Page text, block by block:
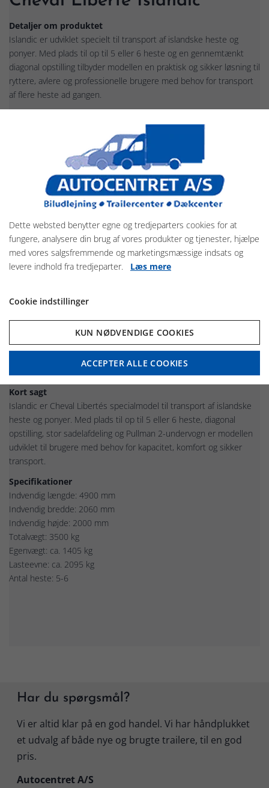
Detaljer om produktet
Islandic er udviklet specielt til transport af islandske heste og
ponyer. Med plads til op til 5 eller 6 heste og en gennemtænkt
diagonal opstilling tilbyder modellen en praktisk og sikker løsning til
ryttere, avlere og professionelle brugere med behov for transport
af flere heste ad gangen.
Den rummelige indretning giver gode forhold for hestene under
transporten, mens den store sadelafdeling sikrer god plads til
udstyr og daglig brug.
Islandics kendetegn:
Diagonal opstilling af hestene.
Stor rummelighed og god ventilation.
Pullman 2-undervogn med individuel affjedring.
Stor sadel- og udstyrsafdeling.
Aluminiumsgulv og aluminiumsider.
for transport af flere islandske heste eller ponyer på samme tid.
Den diagonale opstillinggiver effektiv udnyttelse af pladsen og
skaber gode forhold for hestene under transport. Samtidig
Kort sagt
Islandic er Cheval Libertés specialmodel til transport af islandske
heste og ponyer. Med plads til op til 5 eller 6 heste, diagonal
opstilling, stor sadelafdeling og Pullman 2-undervogn er modellen
udviklet til brugere med behov for kapacitet, komfort og sikker
transport.
Specifikationer
Indvendig længde: 4900 mm
Indvendig bredde: 2060 mm
Indvendig højde: 2000 mm
Totalvægt: 3500 kg
Egenvægt: ca. 1405 kg
Lasteevne: ca. 2095 kg
Antal heste: 5-6
Har du spørgsmål?
Vi er altid klar på en god handel. Vi har håndplukket
et udvalg af både nye og brugte trailere, til en god
pris.
Autocentret A/S
Dette websted benytter egne og tredjeparters cookies for at
fungere, analysere din brug af vores produkter og tjenester, hjælpe
med vores salgsfremmende og marketingsmæssige indsats og
levere indhold fra tredjeparter. Læs mere
Cookie indstillinger
KUN NØDVENDIGE COOKIES
ACCEPTER ALLE COOKIES